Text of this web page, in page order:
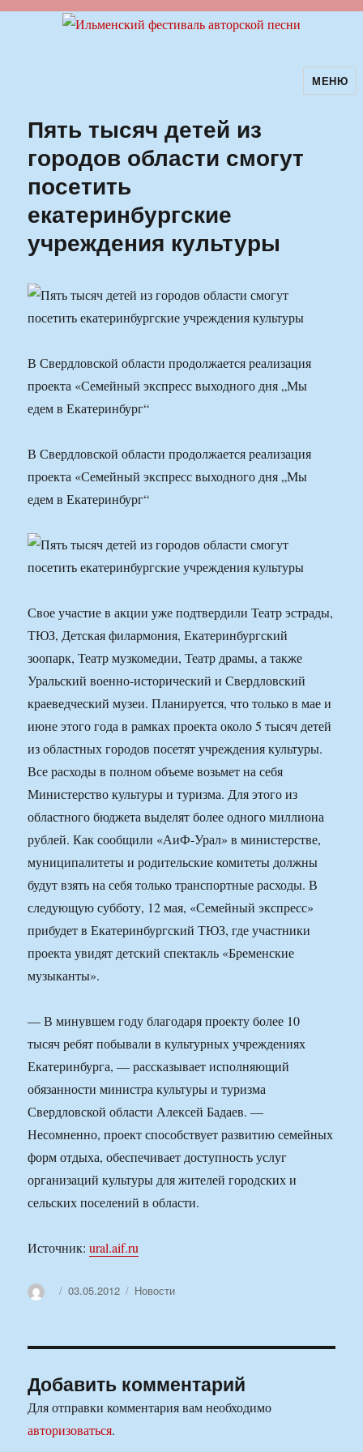
Ильменский фестиваль авторскойМЕНЮ
Пять тысяч детей из
городов области смогут
посетить
екатеринбургские
учреждения культуры
В Свердловской области продолжается реализация
проекта «Семейный экспресс выходного дня „Мы
едем в Екатеринбург“
В Свердловской области продолжается реализация
проекта «Семейный экспресс выходного дня „Мы
едем в Екатеринбург“
Свое участие в акции уже подтвердили Театр эстрады,
ТЮЗ, Детская филармония, Екатеринбургский
зоопарк, Театр музкомедии, Театр драмы, а также
Уральский военно-исторический и Свердловский
краеведческий музеи. Планируется, что только в мае и
июне этого года в рамках проекта около 5 тысяч детей
из областных городов посетят учреждения культуры.
Все расходы в полном объеме возьмет на себя
Министерство культуры и туризма. Для этого из
областного бюджета выделят более одного миллиона
рублей. Как сообщили «АиФ-Урал» в министерстве,
муниципалитеты и родительские комитеты должны
будут взять на себя только транспортные расходы. В
следующую субботу, 12 мая, «Семейный экспресс»
прибудет в Екатеринбургский ТЮЗ, где участники
проекта увидят детский спектакль «Бременские
музыканты».
— В минувшем году благодаря проекту более 10
тысяч ребят побывали в культурных учреждениях
Екатеринбурга, — рассказывает исполняющий
обязанности министра культуры и туризма
Свердловской области Алексей Бадаев. —
Несомненно, проект способствует развитию семейных
форм отдыха, обеспечивает доступность услуг
организаций культуры для жителей городских и
сельских поселений в области.
Источник:ural.aif.ru
АвторОпубликовано
03.05.2012 Рубрики
Новости
Добавить комментарий
Для отправки комментария вам необходимо
авторизоваться.